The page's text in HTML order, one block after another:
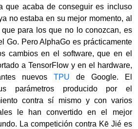
que acaba de conseguir es incluso
no estaba en su mejor momento, al
para los que no lo conozcan, es
Go. Pero AlphaGo es prácticamente
cambios en el software, que en el
a TensorFlow y en el hardware,
nuevos TPU de Google. El
parámetros producido por el
contra sí mismo y con varios
le han convertido en el mejor
La competición contra Kē Jié es